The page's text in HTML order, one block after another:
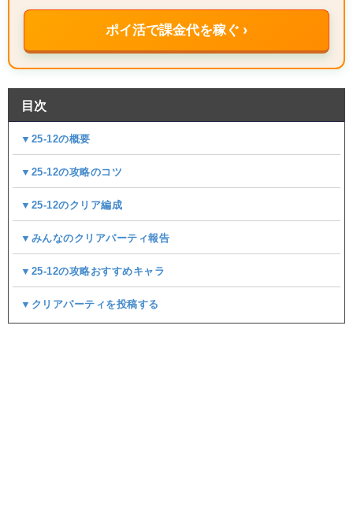
ポイ活で課金代を稼ぐ ›
目次
▼25-12の概要
▼25-12の攻略のコツ
▼25-12のクリア編成
▼みんなのクリアパーティ報告
▼25-12の攻略おすすめキャラ
▼クリアパーティを投稿する